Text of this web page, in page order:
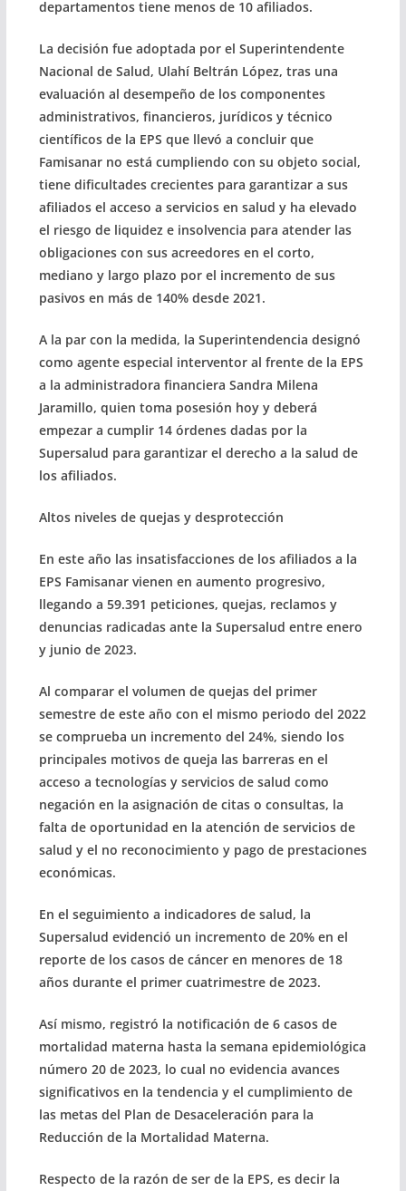
departamentos tiene menos de 10 afiliados.
La decisión fue adoptada por el Superintendente
Nacional de Salud, Ulahí Beltrán López, tras una
evaluación al desempeño de los componentes
administrativos, financieros, jurídicos y técnico
científicos de la EPS que llevó a concluir que
Famisanar no está cumpliendo con su objeto social,
tiene dificultades crecientes para garantizar a sus
afiliados el acceso a servicios en salud y ha elevado
el riesgo de liquidez e insolvencia para atender las
obligaciones con sus acreedores en el corto,
mediano y largo plazo por el incremento de sus
pasivos en más de 140% desde 2021.
A la par con la medida, la Superintendencia designó
como agente especial interventor al frente de la EPS
a la administradora financiera Sandra Milena
Jaramillo, quien toma posesión hoy y deberá
empezar a cumplir 14 órdenes dadas por la
Supersalud para garantizar el derecho a la salud de
los afiliados.
Altos niveles de quejas y desprotección
En este año las insatisfacciones de los afiliados a la
EPS Famisanar vienen en aumento progresivo,
llegando a 59.391 peticiones, quejas, reclamos y
denuncias radicadas ante la Supersalud entre enero
y junio de 2023.
Al comparar el volumen de quejas del primer
semestre de este año con el mismo periodo del 2022
se comprueba un incremento del 24%, siendo los
principales motivos de queja las barreras en el
acceso a tecnologías y servicios de salud como
negación en la asignación de citas o consultas, la
falta de oportunidad en la atención de servicios de
salud y el no reconocimiento y pago de prestaciones
económicas.
En el seguimiento a indicadores de salud, la
Supersalud evidenció un incremento de 20% en el
reporte de los casos de cáncer en menores de 18
años durante el primer cuatrimestre de 2023.
Así mismo, registró la notificación de 6 casos de
mortalidad materna hasta la semana epidemiológica
número 20 de 2023, lo cual no evidencia avances
significativos en la tendencia y el cumplimiento de
las metas del Plan de Desaceleración para la
Reducción de la Mortalidad Materna.
Respecto de la razón de ser de la EPS, es decir la